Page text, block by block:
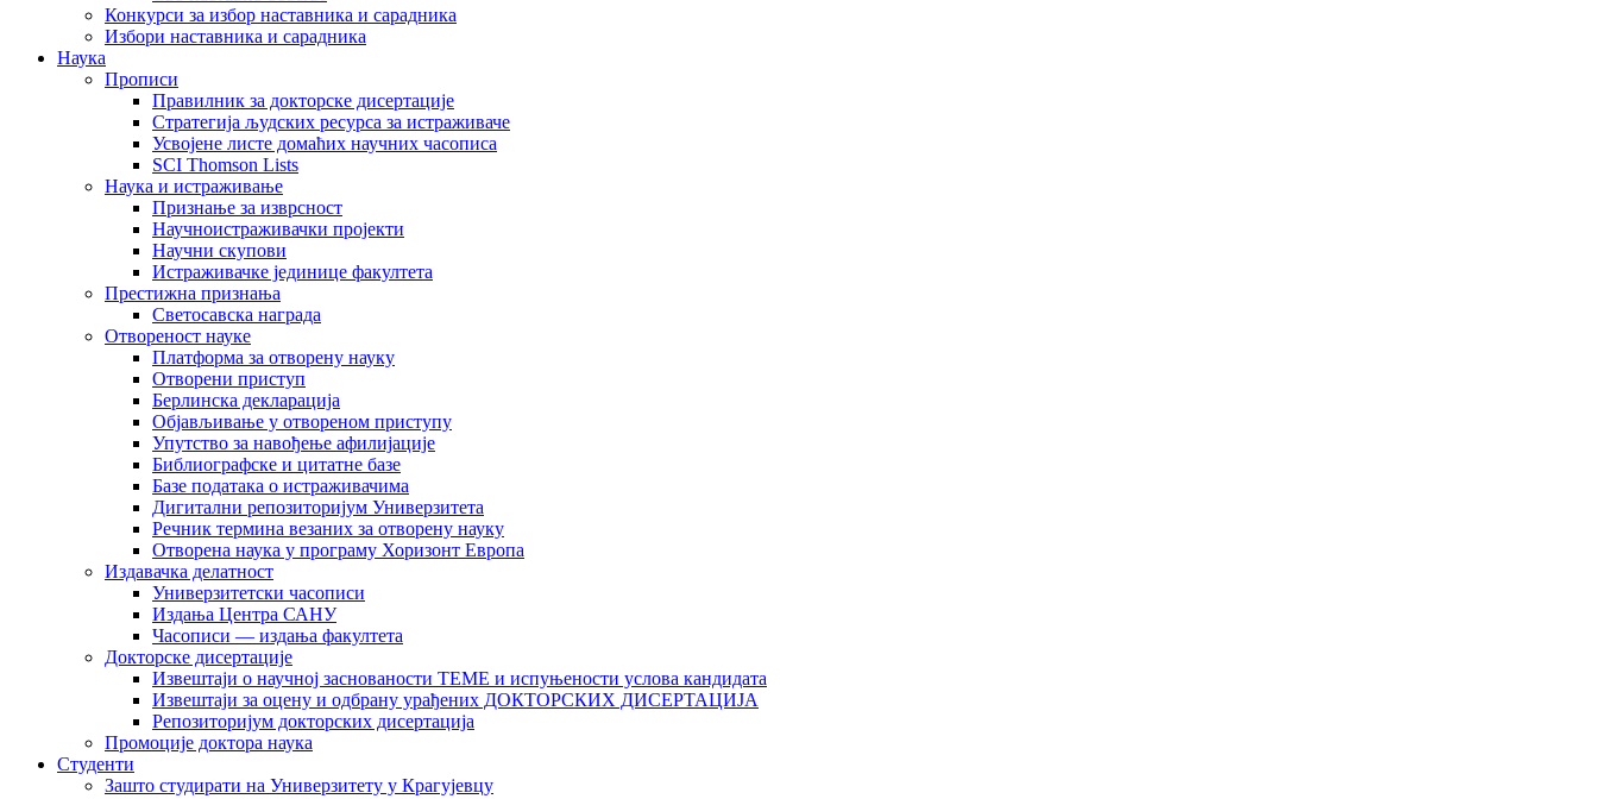
Конкурси за избор наставника и сарадника
Избори наставника и сарадника
Наука
Прописи
Правилник за докторске дисертације
Стратегија људских ресурса за истраживаче
Усвојене листе домаћих научних часописа
SCI Thomson Lists
Наука и истраживање
Признање за изврсност
Научноистраживачки пројекти
Научни скупови
Истраживачке јединице факултета
Престижна признања
Светосавска награда
Отвореност науке
Платформа за отворену науку
Отворени приступ
Берлинска декларација
Објављивање у отвореном приступу
Упутство за навођење афилијације
Библиографске и цитатне базе
Базе података о истраживачима
Дигитални репозиторијум Универзитета
Рeчник термина везаних за отворену науку
Отворена наука у програму Хоризонт Европа
Издавачка делатност
Универзитетски часописи
Издања Центра САНУ
Часописи — издања факултета
Докторске дисертације
Извештаји о научној заснованости ТЕМЕ и испуњености услова кандидата
Извештаји за оцену и одбрану урађених ДОКТОРСКИХ ДИСЕРТАЦИЈА
Репозиторијум докторских дисертација
Промоције доктора наука
Студенти
Зашто студирати на Универзитету у Крагујевцу